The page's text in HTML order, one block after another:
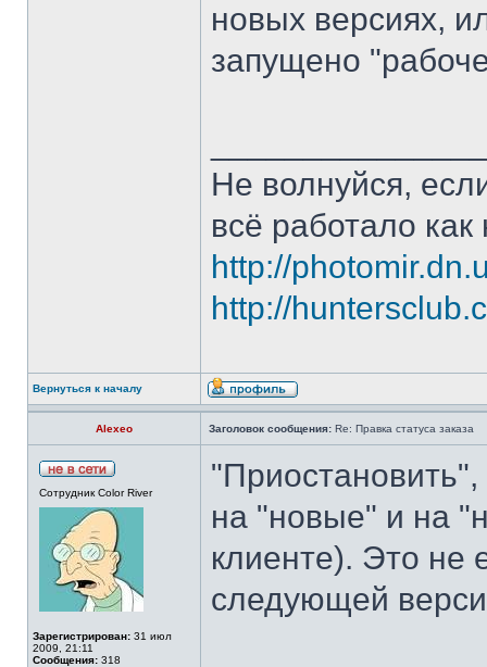
новых версиях,
запущено
Не волнуйся,
всё работало
http://
http://
Вернуться к началу
Alexeo Заголовок сообщения: Re: Правка статуса заказа
Сотрудник Color River
Зарегистрирован: 31 июл
2009, 21:11
Сообщения: 318
"Приостановить",
на "новые" и на
клиенте). Это не
следующей